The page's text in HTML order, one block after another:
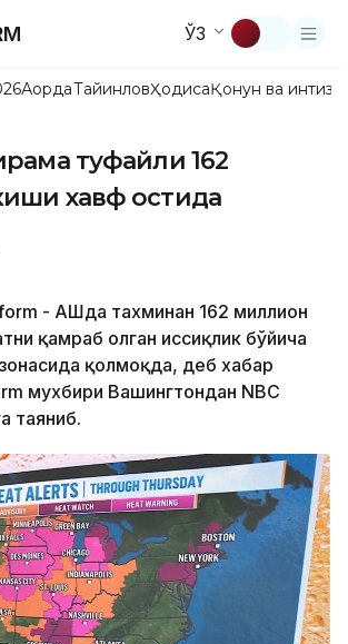
ЎЗ
АқордаТайинловҲодисаҚонун ва
туфайли 162
хавф остида
- АҚШда тахминан 162 миллион
қамраб олган иссиқлик бўйича
қолмоқда, деб хабар
мухбири Вашингтондан NBC
таяниб.